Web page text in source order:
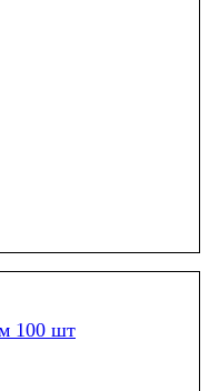
100 шт